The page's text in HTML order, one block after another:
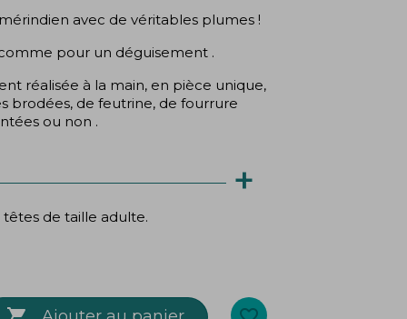
(1 avis) avec de véritables plumes !
pour un déguisement .
réalisée à la main, en pièce unique,
brodées, de feutrine, de fourrure
ou non .
+
de taille adulte.
petite pince ou en faisant un point